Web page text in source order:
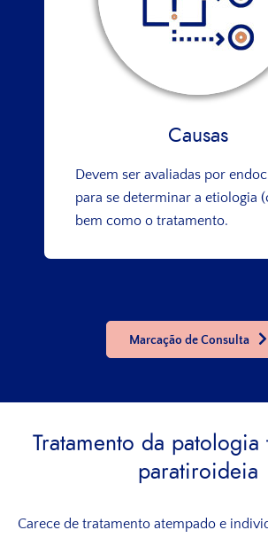
Causas
Devem ser avaliadas por
para se determinar a etiologia
bem como o tratamento.
Marcação de Consulta
Tratamento da
paratiroideia
Carece de tratamento atempado e